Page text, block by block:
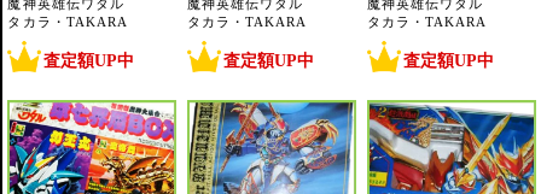
魔神英雄伝ワタル
タカラ・TAKARA
査定額UP中
魔神英雄伝ワタル
タカラ・TAKARA
査定額UP中
魔神英雄伝ワタル
タカラ・TAKARA
査定額UP中